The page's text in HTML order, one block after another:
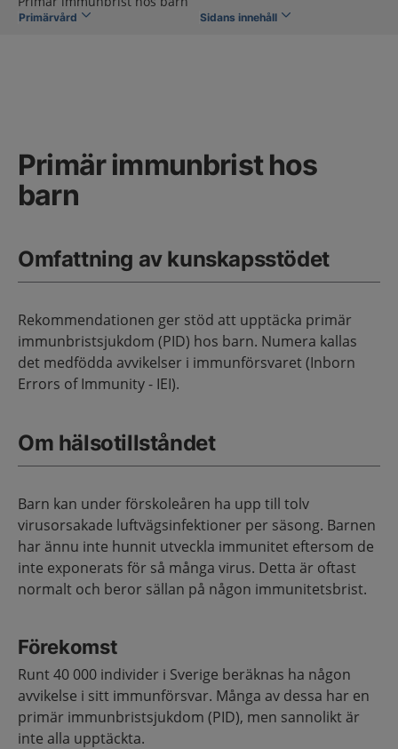
Primärvård Sidans innehåll
Primär immunbrist hos
barn
Omfattning av kunskapsstödet
Rekommendationen ger stöd att upptäcka primär
immunbristsjukdom (PID) hos barn. Numera kallas
det medfödda avvikelser i immunförsvaret (Inborn
Errors of Immunity - IEI).
Om hälsotillståndet
Barn kan under förskoleåren ha upp till tolv
virusorsakade luftvägsinfektioner per säsong. Barnen
har ännu inte hunnit utveckla immunitet eftersom de
inte exponerats för så många virus. Detta är oftast
normalt och beror sällan på någon immunitetsbrist.
Förekomst
Runt 40 000 individer i Sverige beräknas ha någon
avvikelse i sitt immunförsvar. Många av dessa har en
primär immunbristsjukdom (PID), men sannolikt är
inte alla upptäckta.